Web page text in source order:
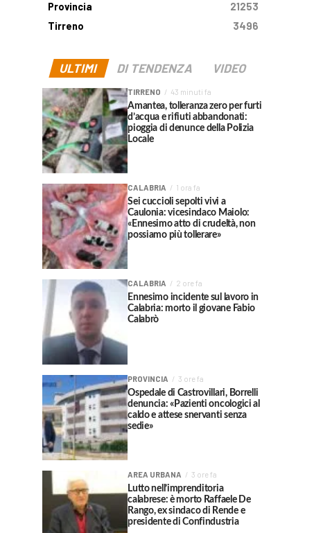
Provincia
21253
Tirreno
3496
ULTIMI DI TENDENZA VIDEO
TIRRENO 43 minuti fa
Amantea, tolleranza zero per furti
d’acqua e rifiuti abbandonati:
pioggia di denunce della Polizia
Locale
CALABRIA 1 ora fa
Sei cuccioli sepolti vivi a
Caulonia: vicesindaco Maiolo:
«Ennesimo atto di crudeltà, non
possiamo più tollerare»
CALABRIA 2 ore fa
Ennesimo incidente sul lavoro in
Calabria: morto il giovane Fabio
Calabrò
PROVINCIA 3 ore fa
Ospedale di Castrovillari, Borrelli
denuncia: «Pazienti oncologici al
caldo e attese snervanti senza
sedie»
AREA URBANA 3 ore fa
Lutto nell’imprenditoria
calabrese: è morto Raffaele De
Rango, ex sindaco di Rende e
presidente di Confindustria